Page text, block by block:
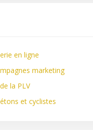
en ligne
marketing
la PLV
et cyclistes